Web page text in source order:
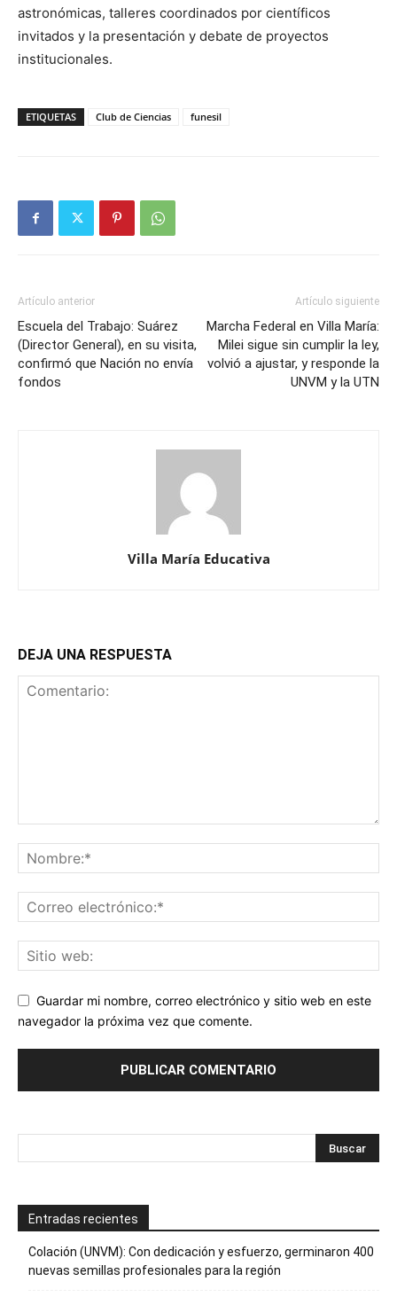
astronómicas, talleres coordinados por científicos
invitados y la presentación y debate de proyectos
institucionales.
ETIQUETAS Club de Ciencias funesil
Artículo anterior
Escuela del Trabajo: Suárez
(Director General), en su visita,
confirmó que Nación no envía
fondos
Artículo siguiente
Marcha Federal en Villa María:
Milei sigue sin cumplir la ley,
volvió a ajustar, y responde la
UNVM y la UTN
Villa María Educativa
DEJA UNA RESPUESTA
Guardar mi nombre, correo electrónico y sitio web en este
navegador la próxima vez que comente.
Entradas recientes
Colación (UNVM): Con dedicación y esfuerzo, germinaron 400
nuevas semillas profesionales para la región